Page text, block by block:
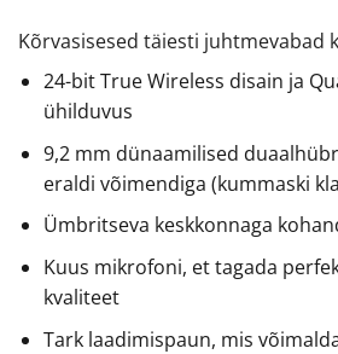
Kõrvasisesed täiesti juhtmevabad
24-bit True Wireless disain ja
ühilduvus
9,2 mm dünaamilised
eraldi võimendiga (kummaski
Ümbritseva keskkonnaga
Kuus mikrofoni, et tagada
kvaliteet
Tark laadimispaun, mis